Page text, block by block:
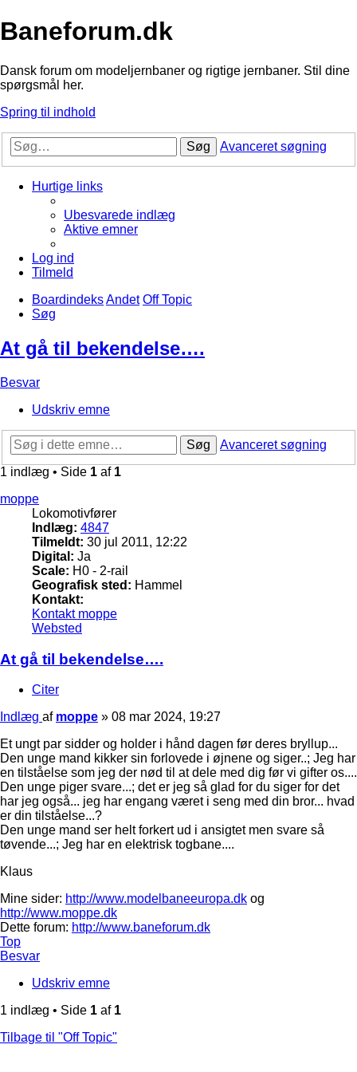
Baneforum.dk
Dansk forum om modeljernbaner og rigtige jernbaner. Stil dine
spørgsmål her.
Spring til indhold
Søg Avanceret søgning
Hurtige links
Ubesvarede indlæg
Aktive emner
Log ind
Tilmeld
BoardindeksAndet Off Topic
Søg
At gå til bekendelse….
Besvar
Udskriv emne
Søg
Avanceret søgning
1 indlæg • Side 1 af 1
moppe
Lokomotivfører
Indlæg: 4847
Tilmeldt: 30 jul 2011, 12:22
Digital: Ja
Scale: H0 - 2-rail
Geografisk sted: Hammel
Kontakt:
Kontakt moppe
Websted
At gå til bekendelse….
Citer
Indlæg af moppe » 08 mar 2024, 19:27
Et ungt par sidder og holder i hånd dagen før deres bryllup...
Den unge mand kikker sin forlovede i øjnene og siger..; Jeg har
en tilståelse som jeg der nød til at dele med dig før vi gifter os....
Den unge piger svare...; det er jeg så glad for du siger for det
har jeg også... jeg har engang været i seng med din bror... hvad
er din tilståelse...?
Den unge mand ser helt forkert ud i ansigtet men svare så
tøvende...; Jeg har en elektrisk togbane....
Klaus
Mine sider: http://www.modelbaneeuropa.dk og
http://www.moppe.dk
Dette forum: http://www.baneforum.dk
Top
Besvar
Udskriv emne
1 indlæg • Side 1 af 1
Tilbage til "Off Topic"